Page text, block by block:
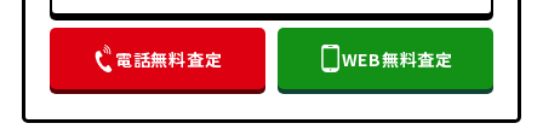
電話無料査定 WEB無料査定